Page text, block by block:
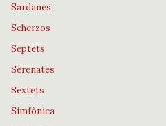
Sardanes
Scherzos
Septets
Serenates
Sextets
Simfònica